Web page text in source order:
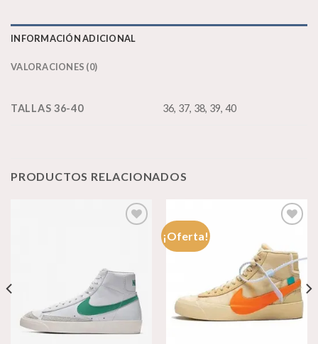
INFORMACIÓN ADICIONAL
VALORACIONES (0)
TALLAS 36-40 36, 37, 38, 39, 40
PRODUCTOS RELACIONADOS
lista de
deseos
¡Oferta!
Añadir
a la
lista de
deseos